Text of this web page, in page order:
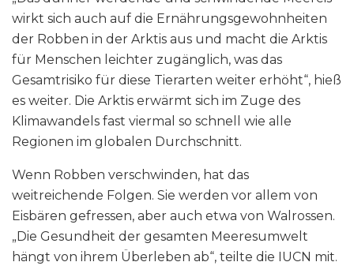
wirkt sich auch auf die Ernährungsgewohnheiten
der Robben in der Arktis aus und macht die Arktis
für Menschen leichter zugänglich, was das
Gesamtrisiko für diese Tierarten weiter erhöht“, hieß
es weiter. Die Arktis erwärmt sich im Zuge des
Klimawandels fast viermal so schnell wie alle
Regionen im globalen Durchschnitt.
Wenn Robben verschwinden, hat das
weitreichende Folgen. Sie werden vor allem von
Eisbären gefressen, aber auch etwa von Walrossen.
„Die Gesundheit der gesamten Meeresumwelt
hängt von ihrem Überleben ab“, teilte die IUCN mit.